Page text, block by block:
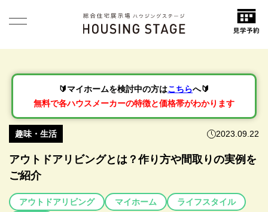
🔰マイホームを検討中の方はこちらへ🔰
無料で各ハウスメーカーの特徴と価格帯がわかります
趣味・生活 2023.09.22
アウトドアリビングとは？作り方や間取りの実例を
ご紹介
アウトドアリビング マイホーム
ライフスタイル